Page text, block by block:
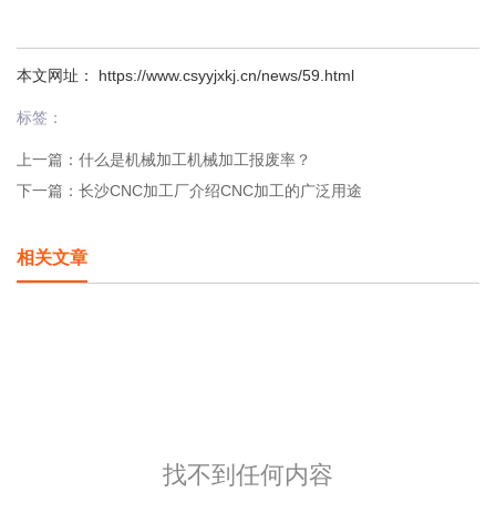
本文网址： https://www.csyyjxkj.cn/news/59.html
标签：
上一篇： 什么是机械加工机械加工报废率？
下一篇： 长沙CNC加工厂介绍CNC加工的广泛用途
相关文章
找不到任何内容